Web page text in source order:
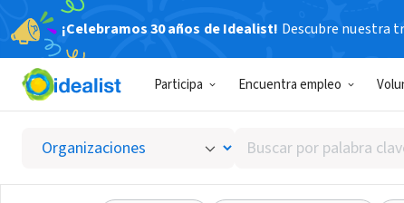
¡Celebramos 30 años de Idealist! Descubre nuestra
Participa Encuentra empleo
Buscar
por
palabra
Global
XA gbi.org